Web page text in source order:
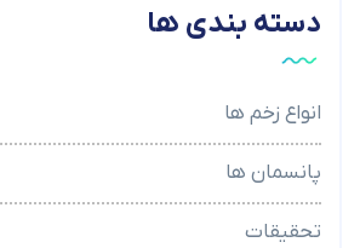
دسته بندی ها
انواع زخم ها
پانسمان ها
تحقیقات